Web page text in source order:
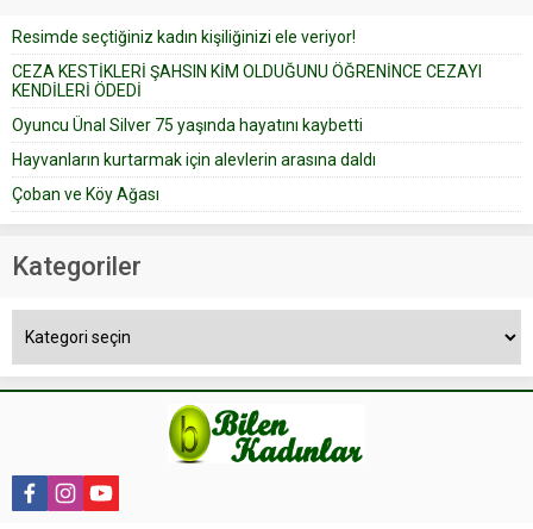
yapıştırdığı için düğünden...
Resimde seçtiğiniz kadın kişiliğinizi ele veriyor!
CEZA KESTİKLERİ ŞAHSIN KİM OLDUĞUNU ÖĞRENİNCE CEZAYI
KENDİLERİ ÖDEDİ
Oyuncu Ünal Silver 75 yaşında hayatını kaybetti
Hayvanların kurtarmak için alevlerin arasına daldı
Çoban ve Köy Ağası
Kategoriler